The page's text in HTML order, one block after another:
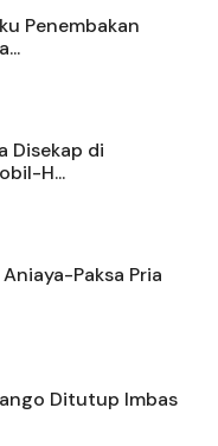
Penembakan
Disekap di
H...
Paksa Pria
Ditutup Imbas